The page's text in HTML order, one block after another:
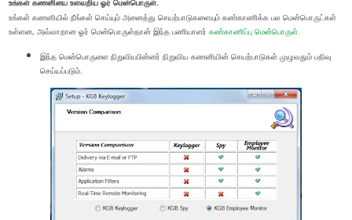
உங்கள் கணனியை உளவறிய ஓர் மென்பொருள்.
உங்கள் கணனியில் நீங்கள் செய்யும் அனைத்து செயற்பாடுகளையும் கண்காணிக்க பல மென்பொருட்கள்
உள்ளன, அவ்வாறான ஓர் மென்பொருள்தான் இந்த பணியாளர் கண்காணிப்பு மென்பொருள்.
இந்த மென்பொருளை நிறுவியபின்னர் நிறுவிய கணனியின் செயற்பாடுகள் முழுவதும் பதிவு
செய்யப்படும்.